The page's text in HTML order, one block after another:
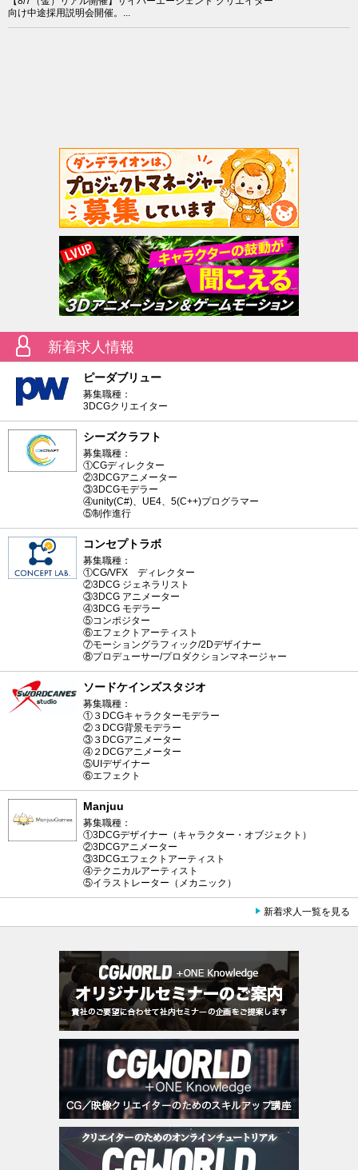
向け中途採用説明会開催。...
新着求人情報
ピーダブリュー
募集職種：
3DCGクリエイター
シーズクラフト
募集職種：
①CGディレクター
②3DCGアニメーター
③3DCGモデラー
④unity(C#)、UE4、5(C++)プログラマー
⑤制作進行
コンセプトラボ
募集職種：
①CG/VFX ディレクター
②3DCG ジェネラリスト
③3DCG アニメーター
④3DCG モデラー
⑤コンポジター
⑥エフェクトアーティスト
⑦モーショングラフィック/2Dデザイナー
⑧プロデューサー/プロダクションマネージャー
ソードケインズスタジオ
募集職種：
①３DCGキャラクターモデラー
②３DCG背景モデラー
③３DCGアニメーター
④２DCGアニメーター
⑤UIデザイナー
⑥エフェクト
Manjuu
募集職種：
①3DCGデザイナー（キャラクター・オブジェクト）
②3DCGアニメーター
③3DCGエフェクトアーティスト
④テクニカルアーティスト
⑤イラストレーター（メカニック）
新着求人一覧を見る